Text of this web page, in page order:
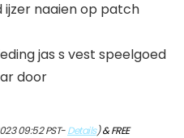
ijzer naaien op patch
jas s vest speelgoed
door
09:52 PST-Details)&FREE